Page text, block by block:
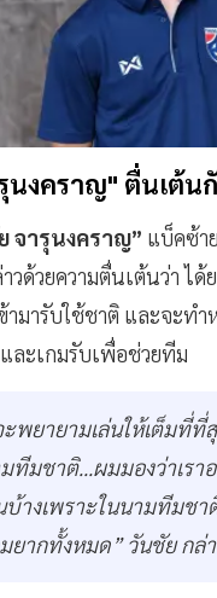
นงคราญ" ตื่นเต้น
จารุนงคราญ” แบ็คซ้า
วด้วยความตื่นเต้นว่า ไ
ามารับใช้ชาติ และจะท
ละเกมรับเพื่อช่วยทีม
พยายามเล่นให้เต็มที่ที่
ทีมชาติ...ผมมองว่าเรา
างเพราะในนามทีมชา
ยากทั้งหมด” วันชัย กล่